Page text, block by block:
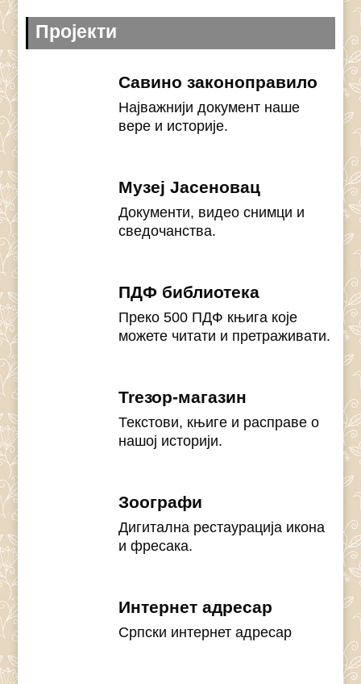
Пројекти
Савино законоправило
Најважнији документ наше
вере и историје.
Музеј Јасеновац
Документи, видео снимци и
сведочанства.
ПДФ библиотека
Преко 500 ПДФ књига које
можете читати и претраживати.
Treзор-магазин
Текстови, књиге и расправе о
нашој историји.
Зоографи
Дигитална рестаурација икона
и фресака.
Интернет адресар
Српски интернет адресар